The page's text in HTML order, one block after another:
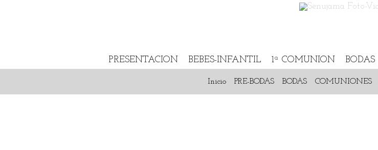
PRESENTACION BEBES-INFANTIL 1ª COMUNION BODAS
Inicio PRE-BODAS BODAS COMUNIONES